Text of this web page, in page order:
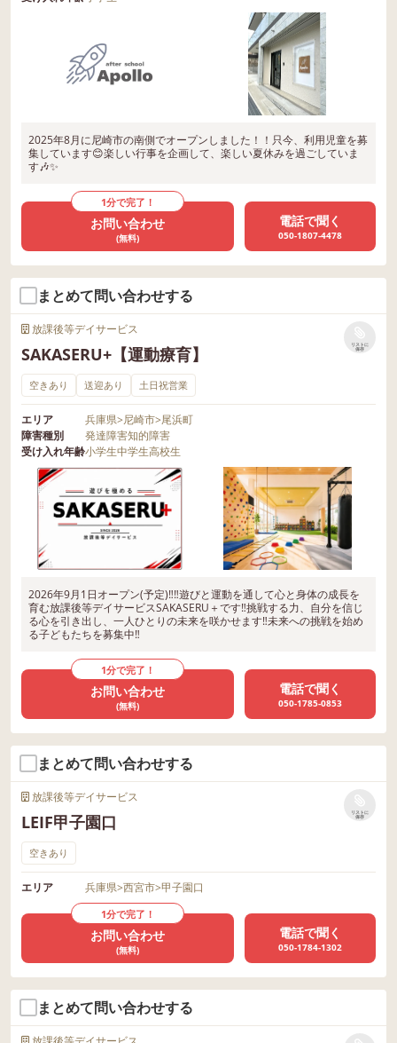
2025年8月に尼崎市の南側でオープンしました！！只今、利用児童を募
集しています😊楽しい行事を企画して、楽しい夏休みを過ごしていま
す🎶✨
1分で完了！
お問い合わせ
(無料)
電話で聞く
050-1807-4478
まとめて問い合わせする
放課後等デイサービス
SAKASERU+【運動療育】
リストに
保存
空きあり 送迎あり 土日祝営業
エリア 兵庫県>尼崎市>尾浜町
障害種別
発達障害知的障害
受け入れ年齢小学生中学生高校生
2026年9月1日オープン(予定)‼‼遊びと運動を通して心と身体の成長を
育む放課後等デイサービスSAKASERU＋です‼挑戦する力、自分を信じ
る心を引き出し、一人ひとりの未来を咲かせます‼未来への挑戦を始め
る子どもたちを募集中‼
1分で完了！
お問い合わせ
(無料)
電話で聞く
050-1785-0853
まとめて問い合わせする
放課後等デイサービス
LEIF甲子園口
リストに
保存
空きあり
エリア 兵庫県>西宮市>甲子園口
1分で完了！
お問い合わせ
(無料)
電話で聞く
050-1784-1302
まとめて問い合わせする